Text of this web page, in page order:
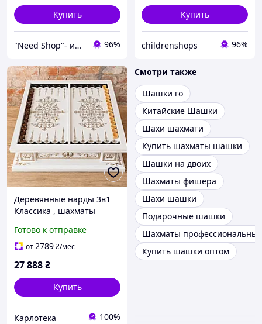
Купить
"Need Shop"- интернет-магазин 96%
Купить
childrenshops 96%
Деревянные нарды 3в1
Классика , шахматы
бокс с темным
орнаментом Carloteka
Готово к отправке
от2789₴/мес
27 888₴
Купить
Карлотека 100%
Смотри также
Шашки го
Китайские Шашки
Шахи шахмати
Купить шахматы шашки
Шашки на двоих
Шахматы фишера
Шахи шашки
Подарочные шашки
Шахматы профессиональные
Купить шашки оптом